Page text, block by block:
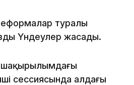
туралы
Үндеулер жасады.
шақырылымдағы
сессиясында алдағы